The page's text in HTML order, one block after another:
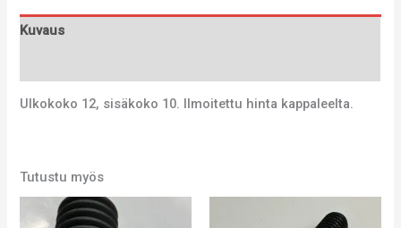
Kuvaus
Ulkokoko 12, sisäkoko 10. Ilmoitettu hinta kappaleelta.
Tutustu myös